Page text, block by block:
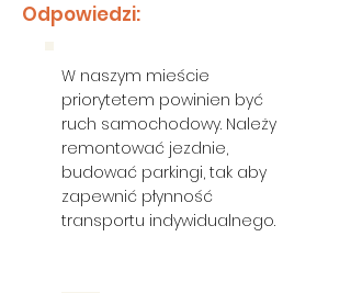
Odpowiedzi:
W naszym mieście
priorytetem powinien być
ruch samochodowy. Należy
remontować jezdnie,
budować parkingi, tak aby
zapewnić płynność
transportu indywidualnego.